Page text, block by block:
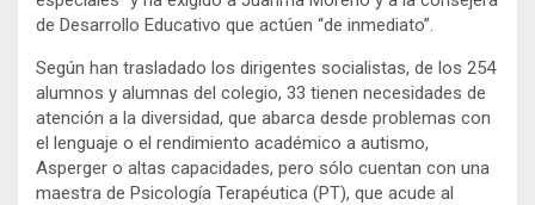
de Desarrollo Educativo que actúen “de inmediato”.
Según han trasladado los dirigentes socialistas, de los 254
alumnos y alumnas del colegio, 33 tienen necesidades de
atención a la diversidad, que abarca desde problemas con
el lenguaje o el rendimiento académico a autismo,
Asperger o altas capacidades, pero sólo cuentan con una
maestra de Psicología Terapéutica (PT), que acude al